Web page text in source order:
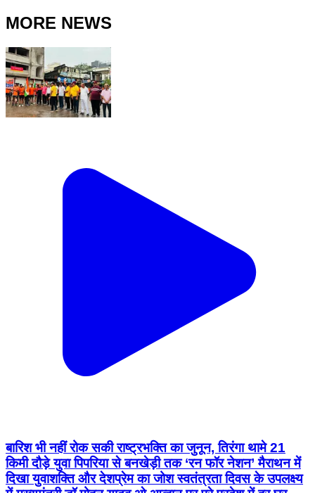
MORE NEWS
बारिश भी नहीं रोक सकी राष्ट्रभक्ति का जुनून, तिरंगा थामे 21
किमी दौड़े युवा पिपरिया से बनखेड़ी तक ‘रन फॉर नेशन’ मैराथन में
दिखा युवाशक्ति और देशप्रेम का जोश स्वतंत्रता दिवस के उपलक्ष्य